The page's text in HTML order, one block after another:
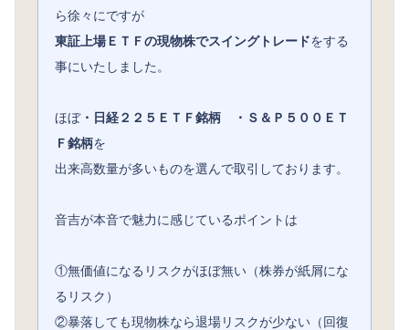
ら徐々にですが
東証上場ＥＴＦの現物株でスイングトレードをする
事にいたしました。
ほぼ・日経２２５ＥＴＦ銘柄 ・Ｓ＆Ｐ５００ＥＴ
Ｆ銘柄を
出来高数量が多いものを選んで取引しております。
音吉が本音で魅力に感じているポイントは
①無価値になるリスクがほぼ無い（株券が紙屑にな
るリスク）
②暴落しても現物株なら退場リスクが少ない（回復